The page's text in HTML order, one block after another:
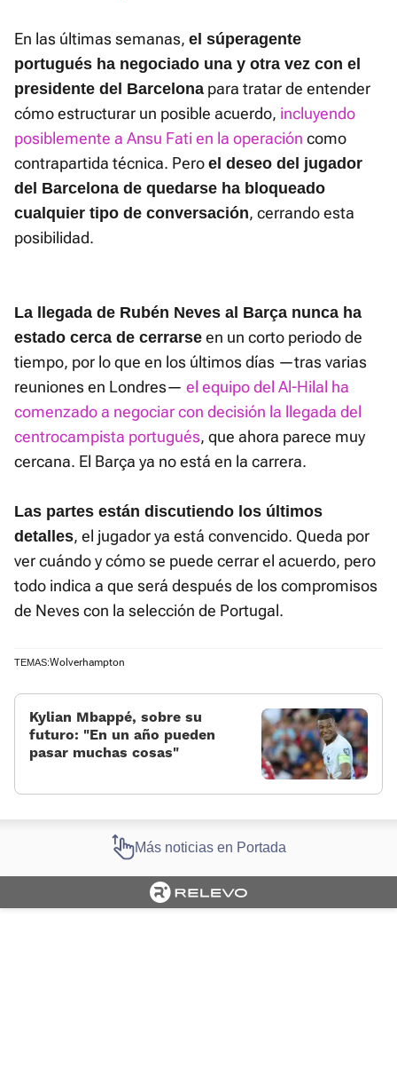
En las últimas semanas, el súperagente
portugués ha negociado una y otra vez con el
presidente del Barcelona para tratar de entender
cómo estructurar un posible acuerdo, incluyendo
posiblemente a Ansu Fati en la operación como
contrapartida técnica. Pero el deseo del jugador
del Barcelona de quedarse ha bloqueado
cualquier tipo de conversación, cerrando esta
posibilidad.
La llegada de Rubén Neves al Barça nunca ha
estado cerca de cerrarse en un corto periodo de
tiempo, por lo que en los últimos días —tras varias
reuniones en Londres— el equipo del Al-Hilal ha
comenzado a negociar con decisión la llegada del
centrocampista portugués, que ahora parece muy
cercana. El Barça ya no está en la carrera.
Las partes están discutiendo los últimos
detalles, el jugador ya está convencido. Queda por
ver cuándo y cómo se puede cerrar el acuerdo, pero
todo indica a que será después de los compromisos
de Neves con la selección de Portugal.
TEMAS:Wolverhampton
Kylian Mbappé, sobre su
futuro: «En un año pueden
pasar muchas cosas»
Más noticias en Portada